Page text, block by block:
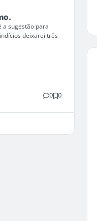
a sugestão para
deixarei três
0 0